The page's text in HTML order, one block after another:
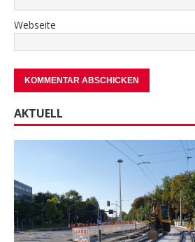
Webseite
AKTUELL